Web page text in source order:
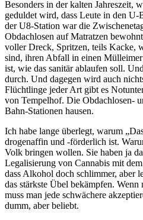
Besonders in der kalten Jahreszeit,
geduldet wird, dass Leute in den U-
der U8-Station war die
Obdachlosen auf Matratzen
voller Dreck, Spritzen, teils Kacke,
sind, ihren Abfall in einen
ist, wie das sanitär ablaufen soll.
durch. Und dagegen wird auch
Flüchtlinge jeder Art gibt es
von Tempelhof. Die Obdachlosen-
Bahn-Stationen hausen.
Ich habe lange überlegt, warum
drogenaffin und -förderlich ist.
Volk bringen wollen. Sie haben ja
Legalisierung von Cannabis mit
dass Alkohol doch schlimmer, aber
das stärkste Übel bekämpfen.
muss man jede schwächere
dumm, aber beliebt.